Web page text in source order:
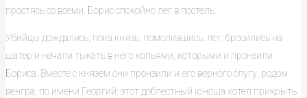
простясь со всеми, Борис спокойно лег в постель.
Убийцы дождались, пока князь, помолившись, лег; бросились на
шатер и начали тыкать в него копьями, которыми и пронзили
Бориса. Вместе с князем они пронзили и его верного слугу, родом
венгра, по имени Георгий: этот доблестный юноша хотел прикрыть